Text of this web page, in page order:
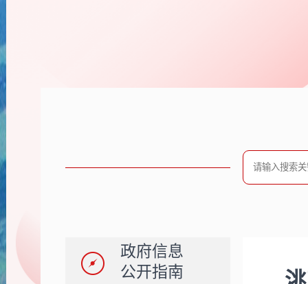
政府信息
公开指南